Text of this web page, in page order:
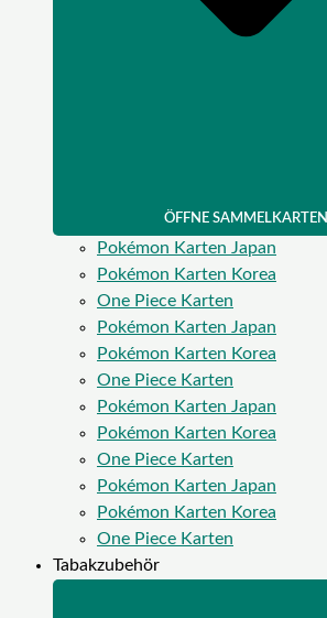
ÖFFNE SAMMELKARTEN
Pokémon Karten Japan
Pokémon Karten Korea
One Piece Karten
Pokémon Karten Japan
Pokémon Karten Korea
One Piece Karten
Pokémon Karten Japan
Pokémon Karten Korea
One Piece Karten
Pokémon Karten Japan
Pokémon Karten Korea
One Piece Karten
Tabakzubehör